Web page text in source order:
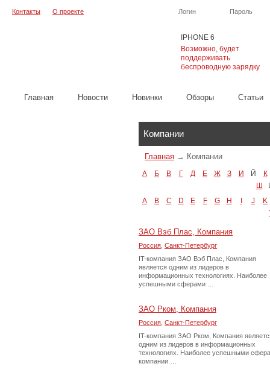
IPHONE 6
Возможно, будет
поддерживать
беспроводную зарядку
Логин Пароль
Контакты О проекте
Главная Новости Новинки Обзоры Cтатьи
Компании
Главная → Компании
А Б В Г Д Е Ж З И Й
К
Ш
A
B C D E F G H J
K
ЗАО Вэб Плас, Компания
Россия Санкт-Петербург
IT-компания ЗАО Вэб Плас, Компания
является одним из лидеров в
информационных технологиях. Наиболее
успешными сферами …
ЗАО Рком, Компания
Россия Санкт-Петербург
IT-компания ЗАО Рком, Компания
одним из лидеров в информационных
технологиях. Наиболее успешными
компании …